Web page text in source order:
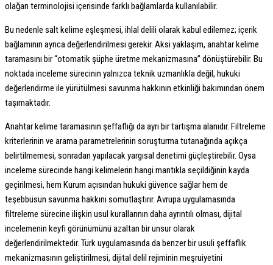
olağan terminolojisi içerisinde farklı bağlamlarda kullanılabilir.
Bu nedenle salt kelime eşleşmesi, ihlal delili olarak kabul edilemez; içerik
bağlamının ayrıca değerlendirilmesi gerekir. Aksi yaklaşım, anahtar kelime
taramasını bir “otomatik şüphe üretme mekanizmasına” dönüştürebilir. Bu
noktada inceleme sürecinin yalnızca teknik uzmanlıkla değil, hukuki
değerlendirme ile yürütülmesi savunma hakkının etkinliği bakımından önem
taşımaktadır.
Anahtar kelime taramasının şeffaflığı da ayrı bir tartışma alanıdır. Filtreleme
kriterlerinin ve arama parametrelerinin soruşturma tutanağında açıkça
belirtilmemesi, sonradan yapılacak yargısal denetimi güçleştirebilir. Oysa
inceleme sürecinde hangi kelimelerin hangi mantıkla seçildiğinin kayda
geçirilmesi, hem Kurum açısından hukuki güvence sağlar hem de
teşebbüsün savunma hakkını somutlaştırır. Avrupa uygulamasında
filtreleme sürecine ilişkin usul kurallarının daha ayrıntılı olması, dijital
incelemenin keyfi görünümünü azaltan bir unsur olarak
değerlendirilmektedir. Türk uygulamasında da benzer bir usuli şeffaflık
mekanizmasının geliştirilmesi, dijital delil rejiminin meşruiyetini